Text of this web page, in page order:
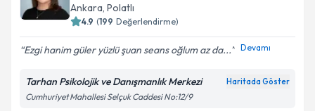
Ankara, Polatlı
4.9 (199 Değerlendirme)
Ezgi hanim güler yüzlü şuan seans oğlum az da... Devamı
Tarhan Psikolojik ve Danışmanlık Merkezi Haritada Göster
Cumhuriyet Mahallesi Selçuk Caddesi No:12/9